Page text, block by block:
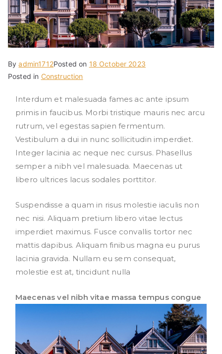
Byadmin1712Posted on 18 October 2023
Posted in Construction
Interdum et malesuada fames ac ante ipsum
primis in faucibus. Morbi tristique mauris nec arcu
rutrum, vel egestas sapien fermentum.
Vestibulum a dui in nunc sollicitudin imperdiet.
Integer lacinia ac neque nec cursus. Phasellus
semper a nibh vel malesuada. Maecenas ut
libero ultrices lacus sodales porttitor.
Suspendisse a quam in risus molestie iaculis non
nec nisi. Aliquam pretium libero vitae lectus
imperdiet maximus. Fusce convallis tortor nec
mattis dapibus. Aliquam finibus magna eu purus
lacinia gravida. Nullam eu sem consequat,
molestie est at, tincidunt nulla
Maecenas vel nibh vitae massa tempus congue